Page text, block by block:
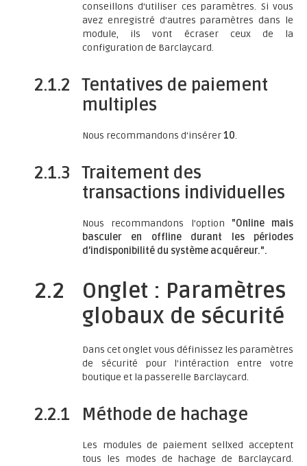
conseillons d'utiliser ces paramètres. Si vous
avez enregistré d'autres paramètres dans le
module, ils vont écraser ceux de la
configuration de Barclaycard.
2.1.2
Tentatives de paiement
multiples
Nous recommandons d'insérer10.
2.1.3
Traitement des
transactions individuelles
Nous recommandons l'option "Online mais
basculer en offline durant les périodes
d’indisponibilité du système acquéreur.".
2.2
Onglet : Paramètres
globaux de sécurité
Dans cet onglet vous définissez les paramètres
de sécurité pour l'intéraction entre votre
boutique et la passerelle Barclaycard.
2.2.1 Méthode de hachage
Les modules de paiement sellxed acceptent
tous les modes de hachage de Barclaycard.